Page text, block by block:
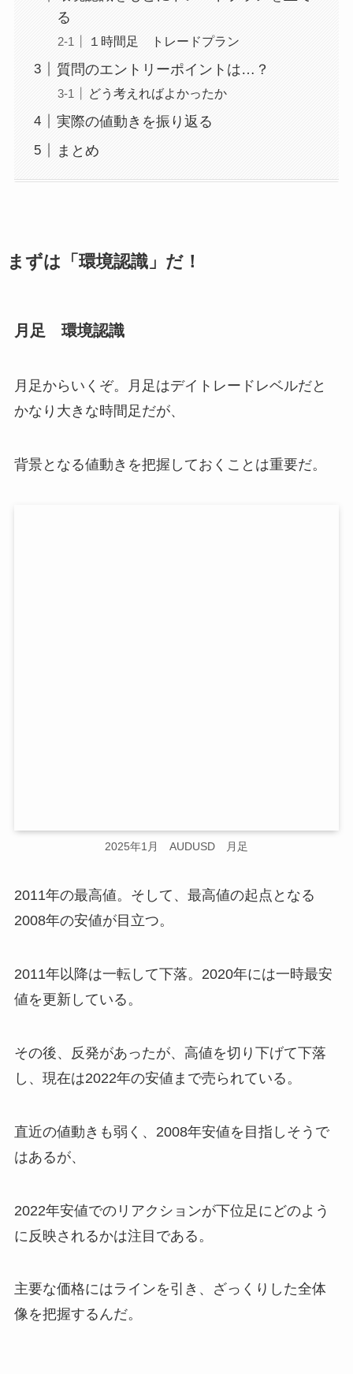
る
１時間足 トレードプラン
質問のエントリーポイントは…？
どう考えればよかったか
実際の値動きを振り返る
まとめ
まずは「環境認識」だ！
月足 環境認識
月足からいくぞ。月足はデイトレードレベルだと
かなり大きな時間足だが、
背景となる値動きを把握しておくことは重要だ。
2025年1月 AUDUSD 月足
2011年の最高値。そして、最高値の起点となる
2008年の安値が目立つ。
2011年以降は一転して下落。2020年には一時最安
値を更新している。
その後、反発があったが、高値を切り下げて下落
し、現在は2022年の安値まで売られている。
直近の値動きも弱く、2008年安値を目指しそうで
はあるが、
2022年安値でのリアクションが下位足にどのよう
に反映されるかは注目である。
主要な価格にはラインを引き、ざっくりした全体
像を把握するんだ。